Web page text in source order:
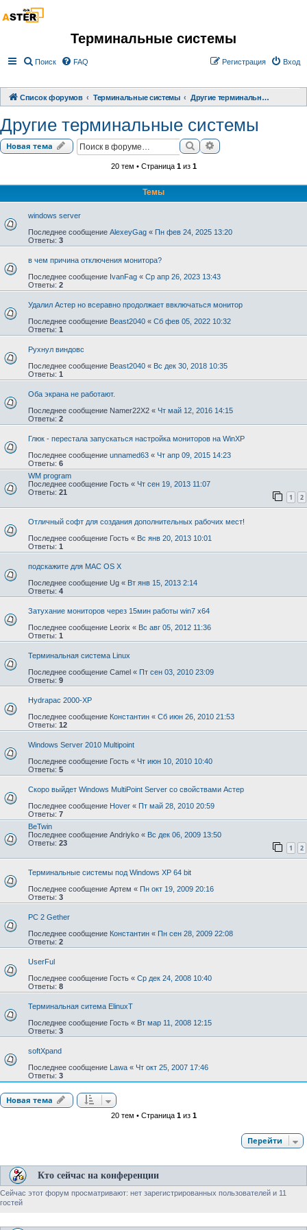
Терминальные системы
Поиск FAQ Вход
Регистрация
Список форумов Терминальные системы Другие терминальные системы
Другие терминальные системы
Новая тема ПоискРасширенный поиск
20 тем • Страница 1из 1
Темы
windows server
Последнее сообщение AlexeyGag « Пн фев 24, 2025 13:20
Ответы: 3
в чем причина отключения монитора?
Последнее сообщение IvanFag « Ср апр 26, 2023 13:43
Ответы: 2
Удалил Астер но всеравно продолжает ввключаться монитор
Последнее сообщение Beast2040 « Сб фев 05, 2022 10:32
Ответы: 1
Рухнул виндовс
Последнее сообщение Beast2040 « Вс дек 30, 2018 10:35
Ответы: 1
Оба экрана не работают.
Последнее сообщение Namer22X2 « Чт май 12, 2016 14:15
Ответы: 2
Глюк - перестала запускаться настройка мониторов на WinXP
Последнее сообщение unnamed63 « Чт апр 09, 2015 14:23
Ответы: 6
WM program
Последнее сообщение Гость « Чт сен 19, 2013 11:07
Ответы: 21
1 2
Отличный софт для создания дополнительных рабочих мест!
Последнее сообщение Гость « Вс янв 20, 2013 10:01
Ответы: 1
подскажите для MAC OS X
Последнее сообщение Ug « Вт янв 15, 2013 2:14
Ответы: 4
Затухание мониторов через 15мин работы win7 x64
Последнее сообщение Leorix « Вс авг 05, 2012 11:36
Ответы: 1
Терминальная система Linux
Последнее сообщение Camel « Пт сен 03, 2010 23:09
Ответы: 9
Hydrapac 2000-XP
Последнее сообщение Константин « Сб июн 26, 2010 21:53
Ответы: 12
Windows Server 2010 Multipoint
Последнее сообщение Гость « Чт июн 10, 2010 10:40
Ответы: 5
Скоро выйдет Windows MultiPoint Server со свойствами Астер
Последнее сообщение Hover « Пт май 28, 2010 20:59
Ответы: 7
BeTwin
Последнее сообщение Andriyko « Вс дек 06, 2009 13:50
Ответы: 23
1 2
Терминальные системы под Windows XP 64 bit
Последнее сообщение Артем « Пн окт 19, 2009 20:16
Ответы: 3
PC 2 Gether
Последнее сообщение Константин « Пн сен 28, 2009 22:08
Ответы: 2
UserFul
Последнее сообщение Гость « Ср дек 24, 2008 10:40
Ответы: 8
Терминальная ситема ElinuxT
Последнее сообщение Гость « Вт мар 11, 2008 12:15
Ответы: 3
softXpand
Последнее сообщение Lawa « Чт окт 25, 2007 17:46
Ответы: 3
Новая тема
20 тем • Страница 1из 1
Перейти
Кто сейчас на конференции
Сейчас этот форум просматривают: нет зарегистрированных пользователей и 11
гостей